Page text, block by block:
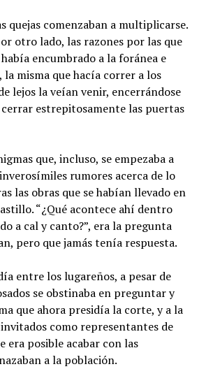
quejas comenzaban a multiplicarse.
otro lado, las razones por las que
encumbrado a la foránea e
misma que hacía correr a los
lejos la veían venir, encerrándose
estrepitosamente las puertas
que, incluso, se empezaba a
rumores acerca de lo
las obras que se habían llevado en
“¿Qué acontece ahí dentro
a cal y canto?”, era la pregunta
pero que jamás tenía respuesta.
entre los lugareños, a pesar de
se obstinaba en preguntar y
que ahora presidía la corte, y a la
como representantes de
era posible acabar con las
a la población.